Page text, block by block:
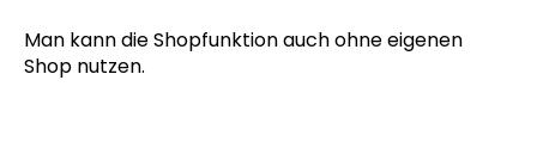
Man kann die Shopfunktion auch ohne eigenen
Shop nutzen.